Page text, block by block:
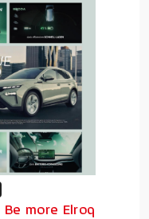
more Elroq